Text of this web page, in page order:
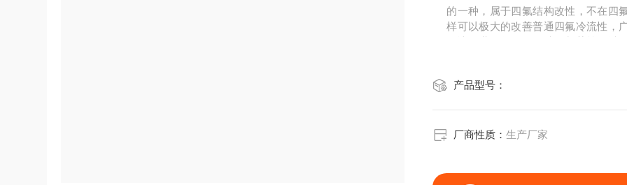
的一种，属于四氟结构改性，不在四
样可以极大的改善普通四氟冷流性，
产品型号：
厂商性质：生产厂家